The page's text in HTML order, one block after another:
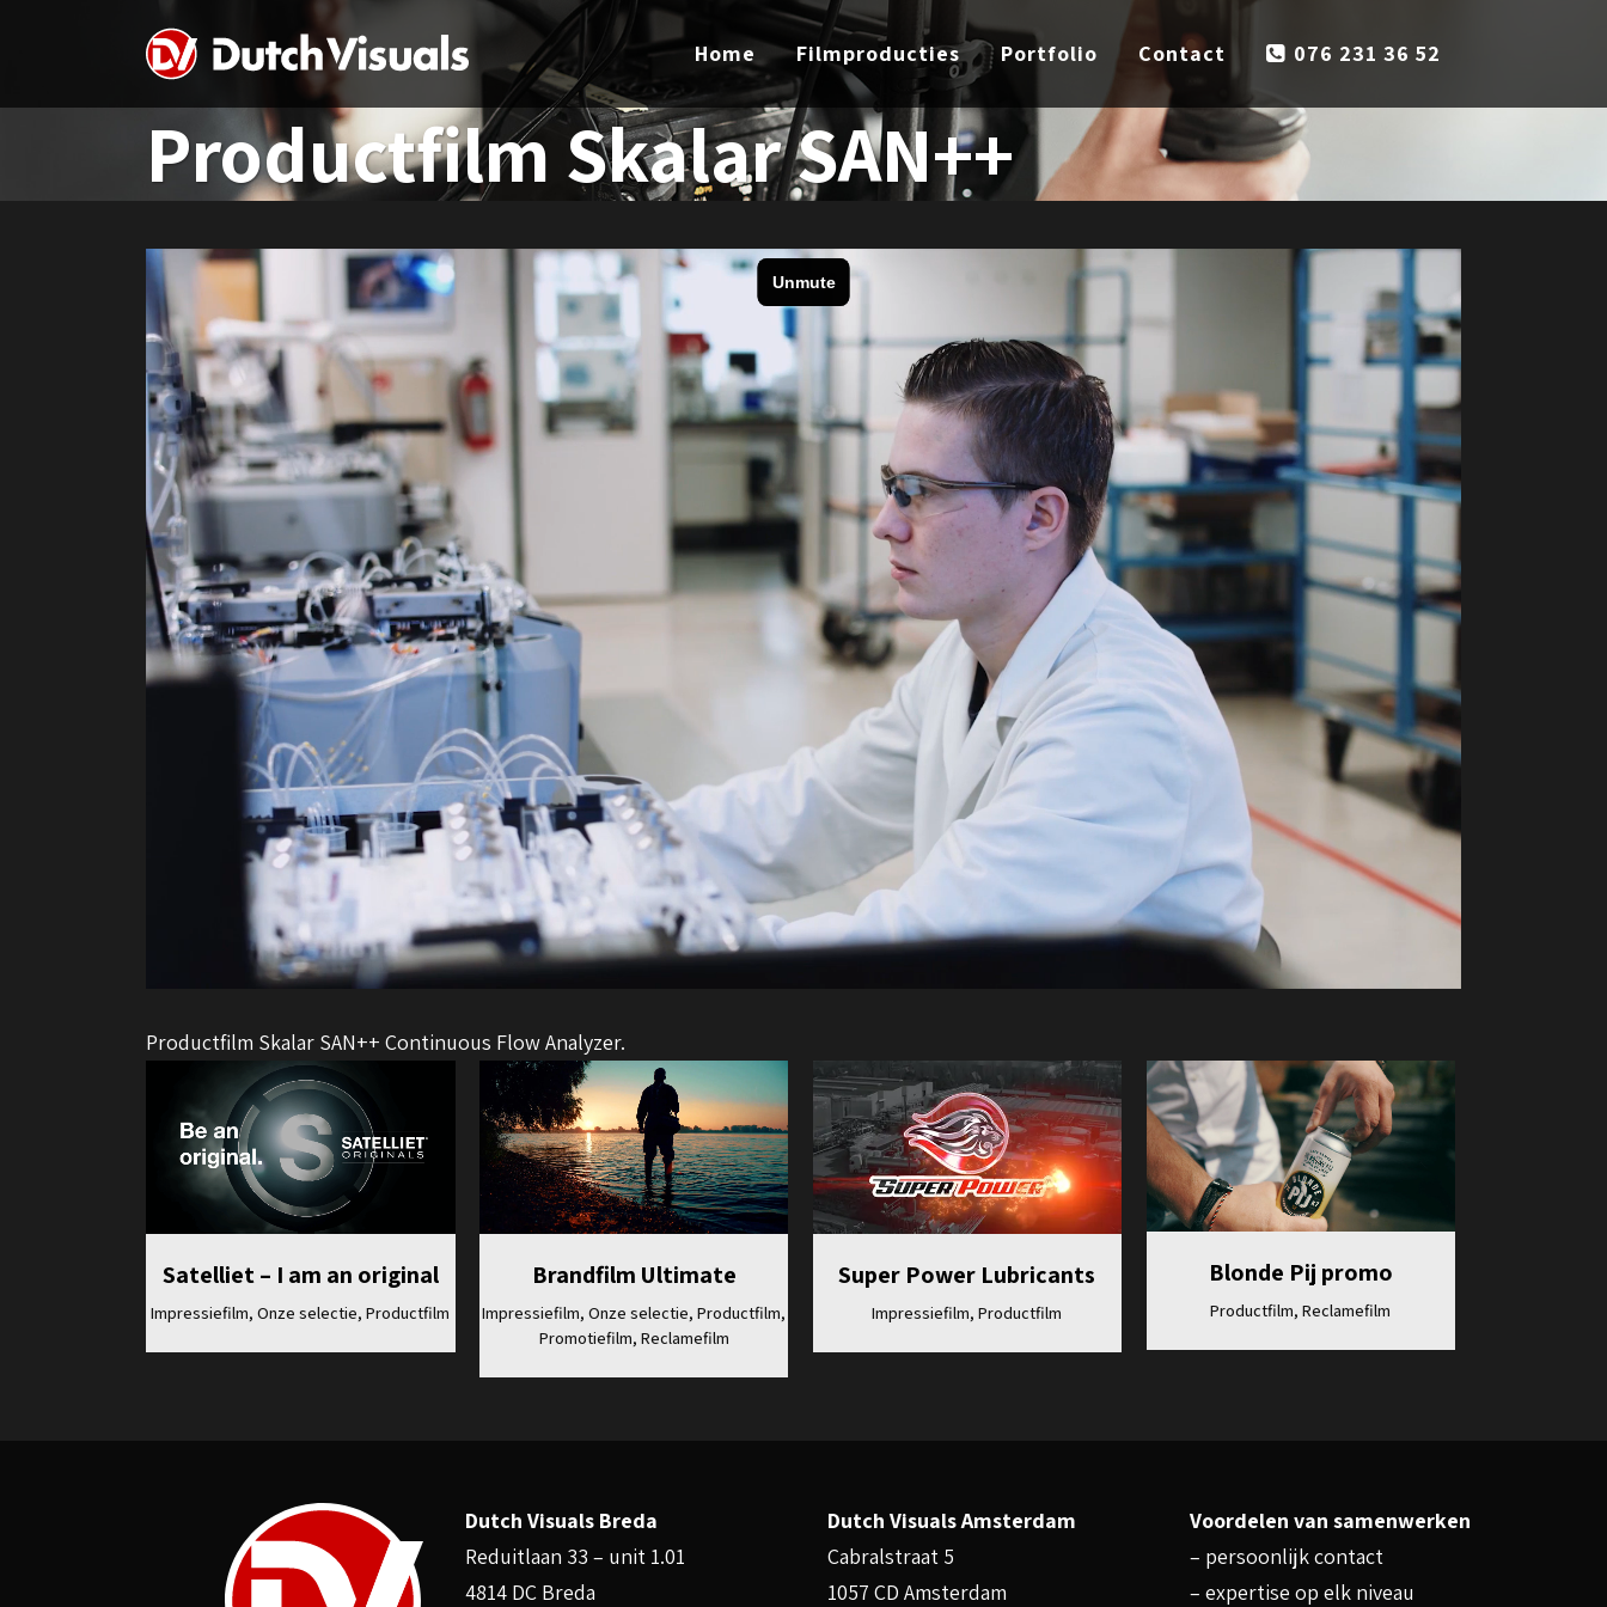
Home Filmproducties Portfolio Contact 076 231 36 52
Productfilm Skalar SAN++
Productfilm Skalar SAN++ Continuous Flow Analyzer.
Bekijk
Satelliet – I am an original
Impressiefilm, Onze selectie, Productfilm
Bekijk
Brandfilm Ultimate
Impressiefilm, Onze selectie, Productfilm,
Promotiefilm, Reclamefilm
Bekijk
Super Power Lubricants
Impressiefilm, Productfilm
Bekijk
Blonde Pij promo
Productfilm, Reclamefilm
Dutch Visuals Breda
Reduitlaan 33 – unit 1.01
4814 DC Breda
Dutch Visuals Amsterdam
Cabralstraat 5
1057 CD Amsterdam
Voordelen van samenwerken
– persoonlijk contact
– expertise op elk niveau